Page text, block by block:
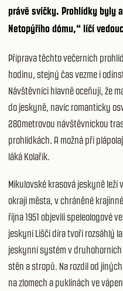
právě svíčky. Prohlídky byly
Netopýřího dómu,“ líčí
Příprava těchto večerních
hodinu, stejný čas vezme i
Návštěvníci hlavně oceňují, že
do jeskyně, navíc romanticky
280metrovou návštěvnickou
prohlídkách. A možná při
láká Kolařík.
Mikulovské krasová jeskyně
okraji města, v chráněné
října 1951 objevili speleologové
jeskyní Liščí díra tvoří rozsáhlý
jeskynní systém v
stěn a stropů. Na rozdíl od
na zlomech a puklinách ve